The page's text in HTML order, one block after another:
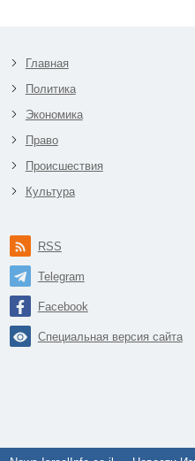
Главная
Политика
Экономика
Право
Происшествия
Культура
RSS
Telegram
Facebook
Специальная версия сайта